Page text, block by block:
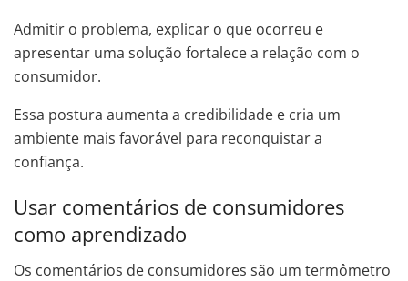
Admitir o problema, explicar o que ocorreu e
apresentar uma solução fortalece a relação com o
consumidor.
Essa postura aumenta a credibilidade e cria um
ambiente mais favorável para reconquistar a
confiança.
Usar comentários de consumidores
como aprendizado
Os comentários de consumidores são um termômetro